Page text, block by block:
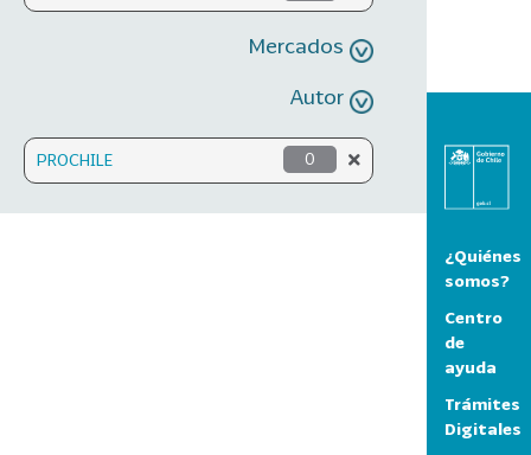
Mercados
Autor
PROCHILE 0
¿Quiénes
somos?
Centro
de
ayuda
Trámites
Digitales